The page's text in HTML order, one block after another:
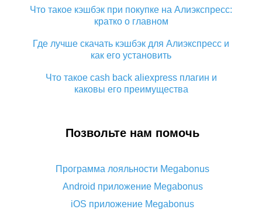
Что такое кэшбэк при покупке на Алиэкспресс:
кратко о главном
Где лучше скачать кэшбэк для Алиэкспресс и
как его установить
Что такое cash back aliexpress плагин и
каковы его преимущества
Алиэкспресс
Позвольте нам помочь
Программа лояльности Megabonus
Android приложение Megabonus
iOS приложение Megabonus